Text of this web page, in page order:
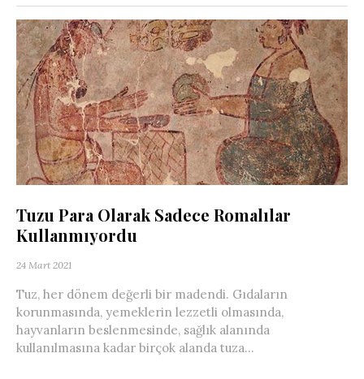
Tuzu Para Olarak Sadece Romalılar
Kullanmıyordu
24 Mart 2021
Tuz, her dönem değerli bir madendi. Gıdaların
korunmasında, yemeklerin lezzetli olmasında,
hayvanların beslenmesinde, sağlık alanında
kullanılmasına kadar birçok alanda tuza...